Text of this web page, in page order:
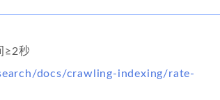
≥2秒
docs/crawling-indexing/rate-